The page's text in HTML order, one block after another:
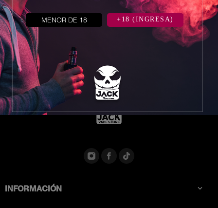
MENOR DE 18 +18 (INGRESA)
 
INFORMACIÓN 